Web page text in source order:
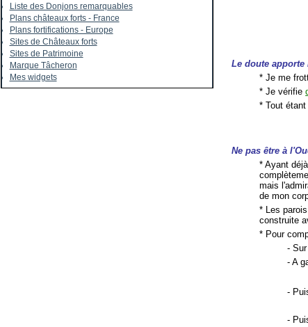
Liste des Donjons remarquables
Plans châteaux forts - France
Plans fortifications - Europe
Sites de Châteaux forts
Sites de Patrimoine
Marque Tâcheron
Mes widgets
Le doute
* Je me
* Je vérifie
* Tout
Ne pas être à
* Ayant
mais
de mon
* Les
construite
* Pour
-
- A
-
-